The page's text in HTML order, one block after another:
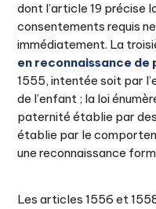
dont l’article 19 précise
consentements requis
immédiatement. La
en reconnaissance de
1555, intentée soit par
de l’enfant ; la loi
paternité établie par
établie par le
une reconnaissance
Les articles 1556 et